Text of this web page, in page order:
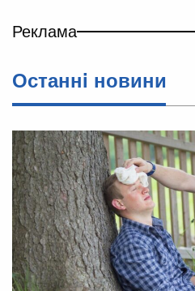
Реклама
Останнi новини